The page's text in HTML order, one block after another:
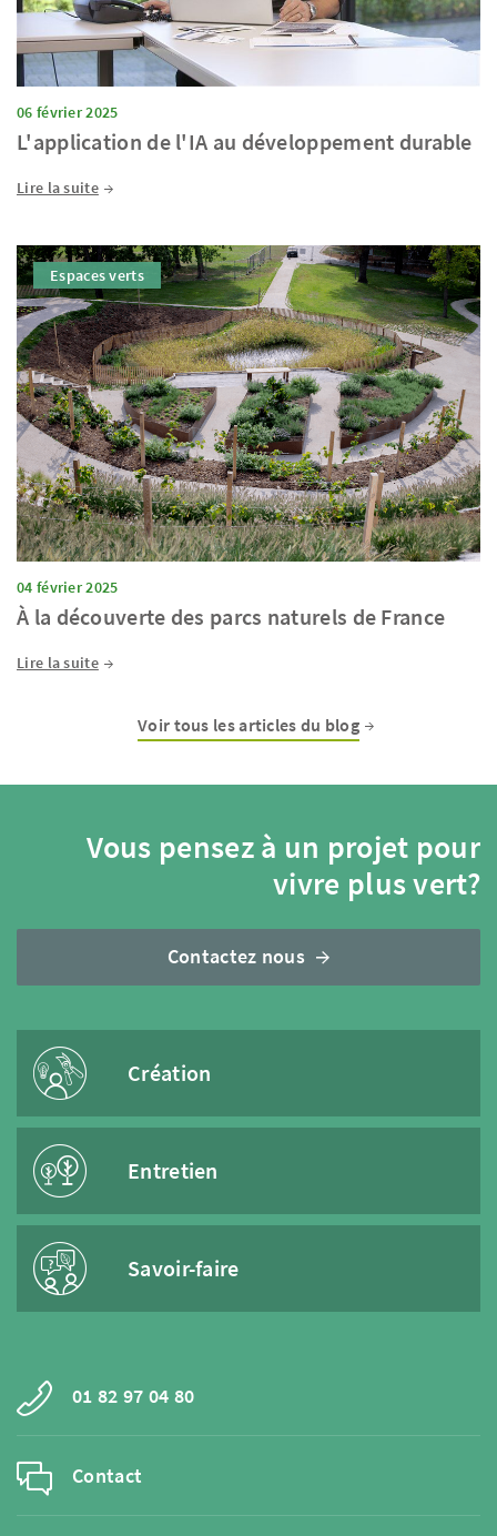
06 février 2025
L'application de l'IA au développement durable
Lire la suite
Espaces verts
04 février 2025
À la découverte des parcs naturels de France
Lire la suite
Voir tous les articles du blog
Vous pensez à un projet pour
vivre plus vert?
Contactez nous
Création
Entretien
Savoir-faire
01 82 97 04 80
Contact